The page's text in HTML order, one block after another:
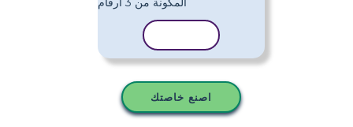
اصنع خاصتك